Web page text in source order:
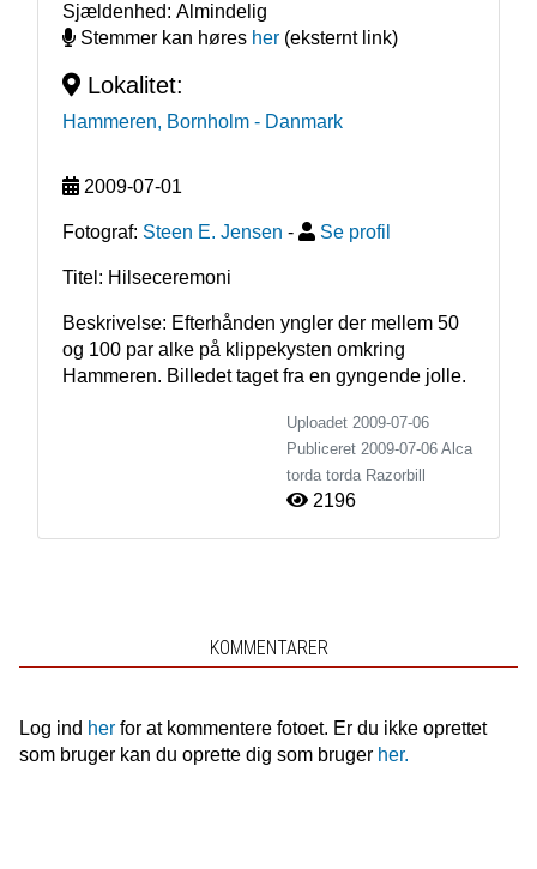
Sjældenhed: Almindelig
Stemmer kan høres her(eksternt link)
Lokalitet:
Hammeren, Bornholm - Danmark
2009-07-01
Fotograf: Steen E. Jensen - Se profil
Titel: Hilseceremoni
Beskrivelse: Efterhånden yngler der mellem 50
og 100 par alke på klippekysten omkring
Hammeren. Billedet taget fra en gyngende jolle.
Uploadet 2009-07-06
Publiceret 2009-07-06 Alca
torda torda Razorbill
2196
KOMMENTARER
Log ind herfor at kommentere fotoet. Er du ikke oprettet
som bruger kan du oprette dig som bruger her.